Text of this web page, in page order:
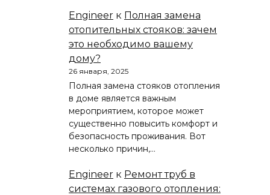
Engineer к Полная замена
отопительных стояков: зачем
это необходимо вашему
дому?
26 января, 2025
Полная замена стояков отопления
в доме является важным
мероприятием, которое может
существенно повысить комфорт и
безопасность проживания. Вот
несколько причин,…
Engineer к Ремонт труб в
системах газового отопления: